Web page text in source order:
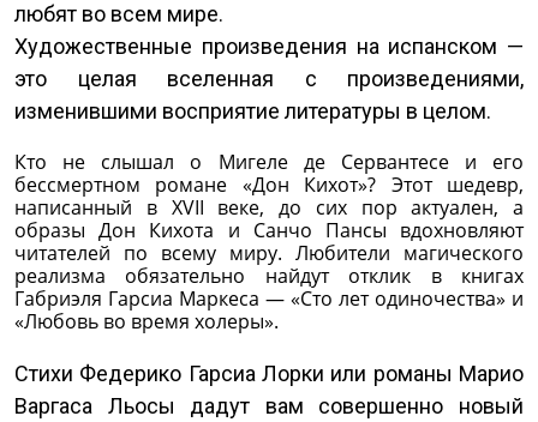
любят во всем мире.
Художественные произведения на испанском —
это целая вселенная с произведениями,
изменившими восприятие литературы в целом.
Кто не слышал о Мигеле де Сервантесе и его
бессмертном романе «Дон Кихот»? Этот шедевр,
написанный в XVII веке, до сих пор актуален, а
образы Дон Кихота и Санчо Пансы вдохновляют
читателей по всему миру. Любители магического
реализма обязательно найдут отклик в книгах
Габриэля Гарсиа Маркеса — «Сто лет одиночества» и
«Любовь во время холеры».
Стихи Федерико Гарсиа Лорки или романы Марио
Варгаса Льосы дадут вам совершенно новый